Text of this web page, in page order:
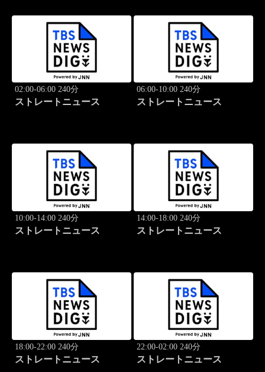
02:00-06:00 240分
ストレートニュース
06:00-10:00 240分
ストレートニュース
10:00-14:00 240分
ストレートニュース
14:00-18:00 240分
ストレートニュース
18:00-22:00 240分
ストレートニュース
22:00-02:00 240分
ストレートニュース